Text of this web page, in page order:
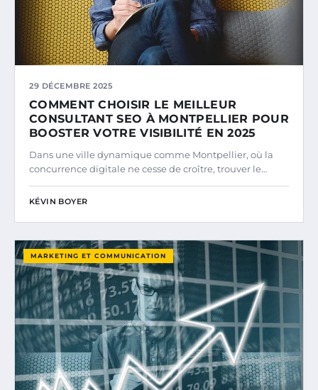
29 DÉCEMBRE 2025
COMMENT CHOISIR LE MEILLEUR
CONSULTANT SEO À MONTPELLIER POUR
BOOSTER VOTRE VISIBILITÉ EN 2025
Dans une ville dynamique comme Montpellier, où la
concurrence digitale ne cesse de croître, trouver le…
KÉVIN BOYER
MARKETING ET COMMUNICATION